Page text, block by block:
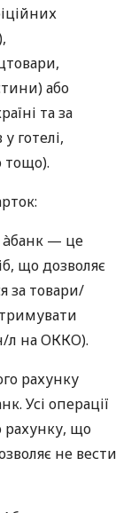
або
та за
готелі,
тощо).
àбанк — це
що дозволяє
за товари/
л на ОККО).
рахунку
Усі операції
рахунку, що
не вести